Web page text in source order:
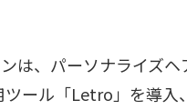
は、パーソナライズヘ
ツール「Letro」を導